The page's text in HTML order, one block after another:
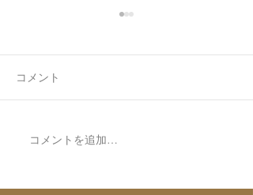
コメント
コメントを追加…